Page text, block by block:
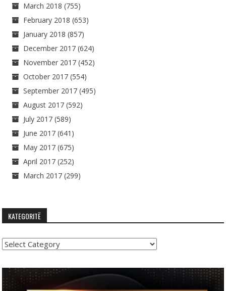
March 2018 (755)
February 2018 (653)
January 2018 (857)
December 2017 (624)
November 2017 (452)
October 2017 (554)
September 2017 (495)
August 2017 (592)
July 2017 (589)
June 2017 (641)
May 2017 (675)
April 2017 (252)
March 2017 (299)
KATEGORITË
Kategoritë